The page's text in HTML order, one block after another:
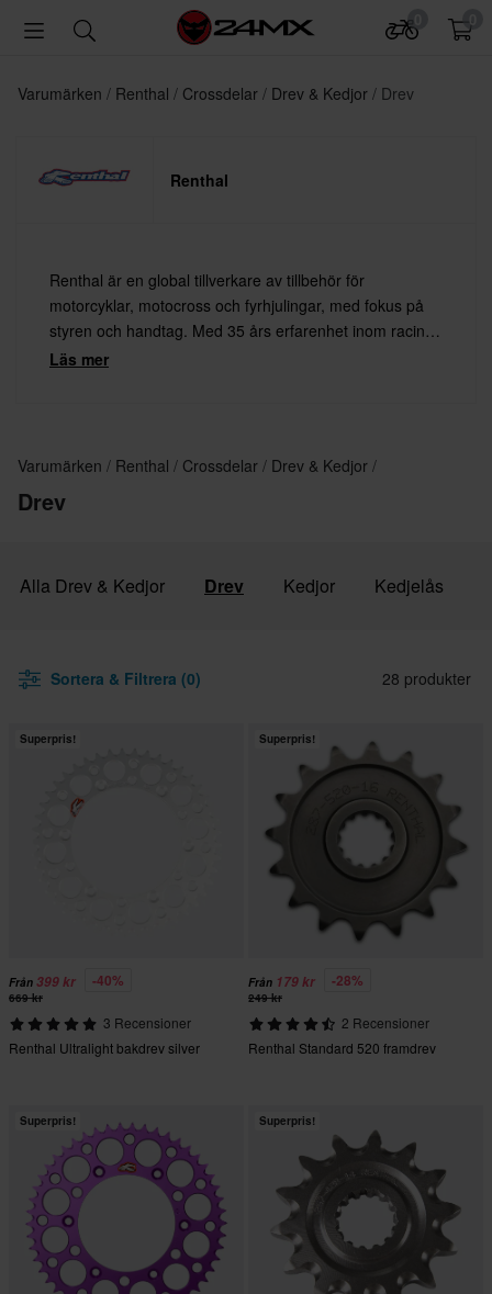
Varumärken Renthal Crossdelar Drev & Kedjor Drev
Renthal
Renthal är en global tillverkare av tillbehör för
motorcyklar, motocross och fyrhjulingar, med fokus på
styren och handtag. Med 35 års erfarenhet inom racing
och otaliga framgångar tillsammans med några av
Läs mer
Varumärken Renthal Crossdelar Drev & Kedjor
Drev
Alla Drev & Kedjor Drev Kedjor Kedjelås
Sortera & Filtrera (0) 28 produkter
Superpris!
Från 399 kr -40%
669 kr
3 Recensioner
Renthal Ultralight bakdrev silver
Superpris!
Från 179 kr -28%
249 kr
2 Recensioner
Renthal Standard 520 framdrev
Superpris! Superpris!